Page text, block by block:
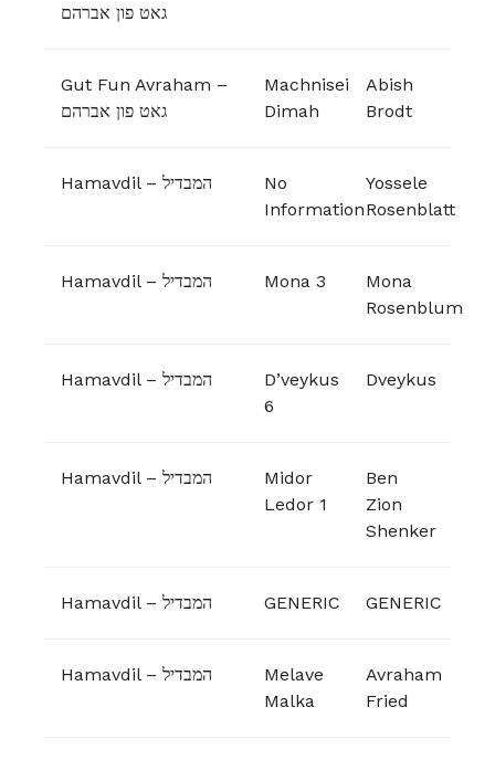
גאט פון אברהם
Gut Fun Avraham –
גאט פון אברהם
Machnisei
Dimah
Abish
Brodt
Hamavdil – המבדיל
No
Information
Yossele
Rosenblatt
Hamavdil – המבדיל Mona 3
Mona
Rosenblum
Hamavdil – המבדיל
D’veykus
6
Dveykus
Hamavdil – המבדיל
Midor
Ledor 1
Ben
Zion
Shenker
Hamavdil – המבדיל GENERIC GENERIC
Hamavdil – המבדיל
Melave
Malka
Avraham
Fried